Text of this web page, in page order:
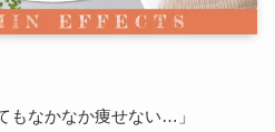
もなかなか痩せない…」